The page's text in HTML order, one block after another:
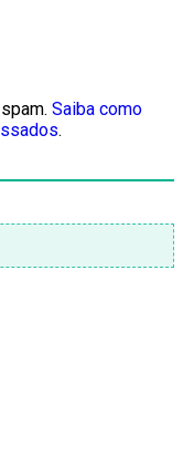
Saiba como
.